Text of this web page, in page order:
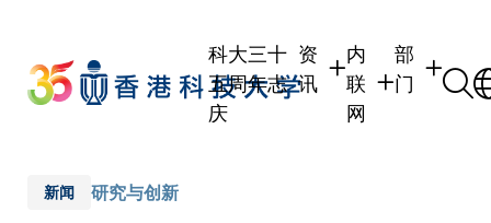
main
content
科大三十
五周年志
庆
资
讯
内
联
网
部
门
新闻 研究与创新